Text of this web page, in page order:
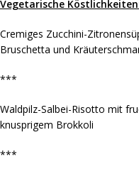
Vegetarische
Cremiges Zucchini-
Bruschetta und
***
Waldpilz-Salbei-Risotto mit
knusprigem Brokkoli
***